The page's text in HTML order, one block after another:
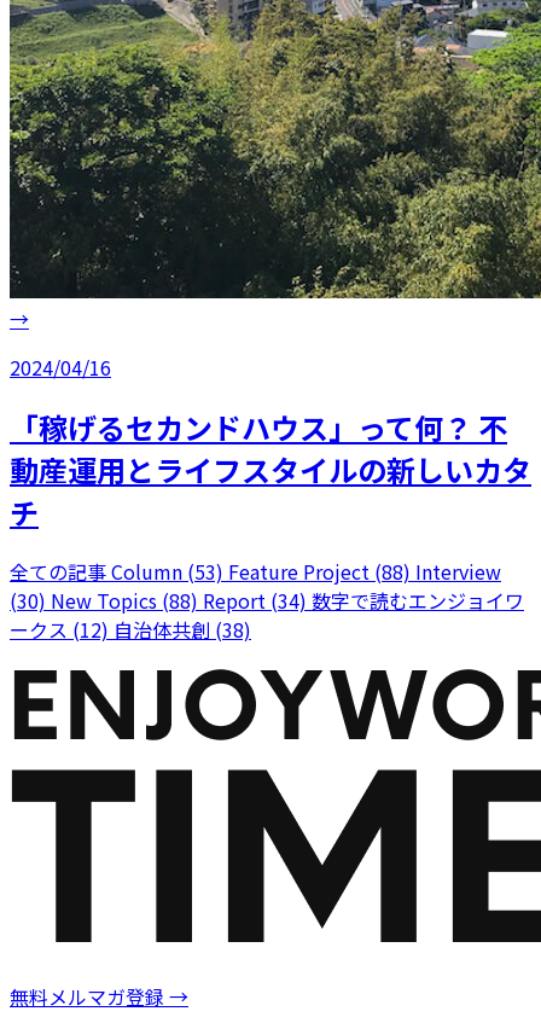
→
2024/04/16
「稼げるセカンドハウス」って何？ 不
動産運用とライフスタイルの新しいカタ
チ
全ての記事Column (53) Feature Project (88) Interview
(30) New Topics (88) Report (34) 数字で読むエンジョイワ
ークス (12) 自治体共創 (38)
無料メルマガ登録 →